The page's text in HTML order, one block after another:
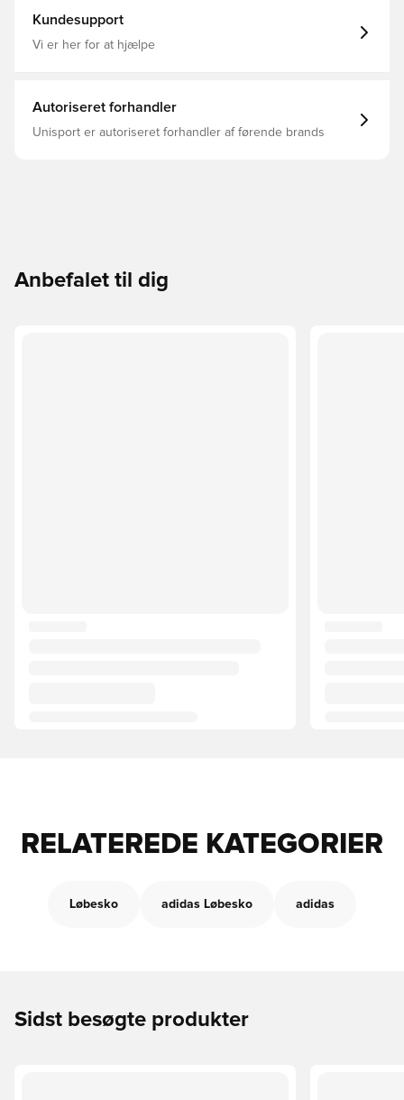
Kundesupport
Vi er her for at hjælpe
Autoriseret forhandler
Unisport er autoriseret forhandler af førende brands
Anbefalet til dig
RELATEREDE KATEGORIER
Løbesko adidas Løbesko adidas
Sidst besøgte produkter